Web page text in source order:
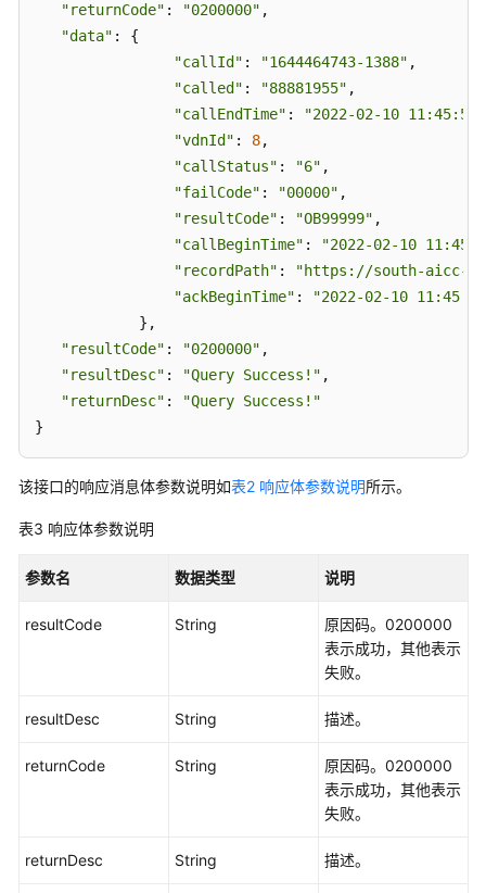
参
考
外
呼
活
接
口
活
殊
期
口
"returnCode" : "0200000" ,
"data" : {
"callId" : "1644464743-1388" ,
"called" : "88881955" ,
"callEndTime" :
"2022-02-10 11:45:51"
"vdnId" : 8,
"callStatus" : "6" ,
"failCode" : "00000" ,
"resultCode" : "OB99999" ,
"callBeginTime" :
"2022-02-10
"recordPath" :
"https://south-aicc-
"ackBeginTime" :
"2022-02-10
            },
"resultCode" : "0200000" ,
"resultDesc" : "Query Success!" ,
"returnDesc" :
"Query Success!"
}
该接口的响应消息体参数说明如表2 响应体参数说明所示。
表3 响应体参数说明
参数名 数据类型 说明
resultCode String
原因码。0200000
表示成功，其他表示
失败。
resultDesc String 描述。
returnCode String
原因码。0200000
表示成功，其他表示
失败。
returnDesc String 描述。